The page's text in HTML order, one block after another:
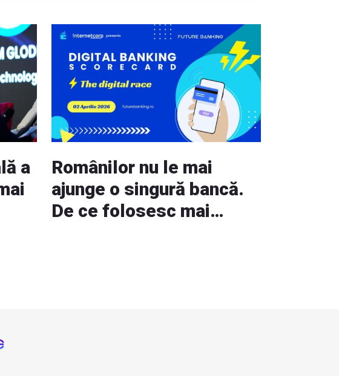
a
Românilor nu le mai
ajunge o singură bancă.
De ce folosesc mai